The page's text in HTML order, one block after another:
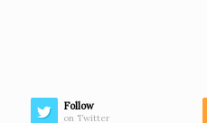
Follow
on Twitter